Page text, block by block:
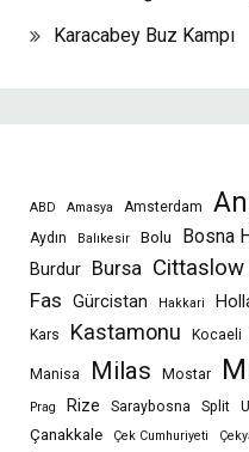
Karacabey Buz Kampı
ABD Amasya Amsterdam
Aydın
Balıkesir Bolu Bosna
Burdur Bursa Cittaslow
Fas Gürcistan Hakkari
Kars Kastamonu Kocaeli
Manisa Milas Mostar
Prag Rize Saraybosna Split
Çanakkale Çek Cumhuriyeti